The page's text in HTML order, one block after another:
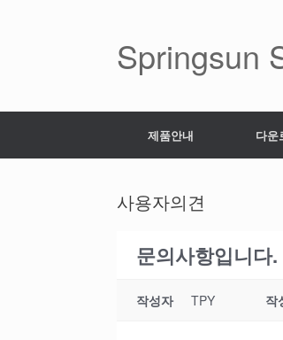
Springsun
제품안내 다운
사용자의견
문의사항입니다.
작성자 TPY 작